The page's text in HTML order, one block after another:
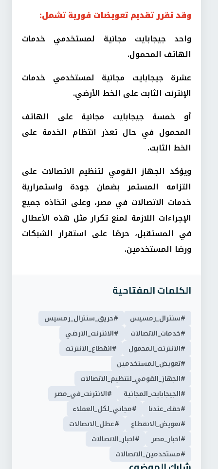
وقد تقرر تقديم تعويضات فورية تشمل:
واحد جيجابايت مجانية لمستخدمي خدمات
الهاتف المحمول.
عشرة جيجابايت مجانية لمستخدمي خدمات
الإنترنت الثابت على الخط الأرضي.
أو خمسة جيجابايت مجانية على الهاتف
المحمول في حال تعذر انتظام الخدمة على
الخط الثابت.
ويؤكد الجهاز القومي لتنظيم الاتصالات على
التزامه المستمر بضمان جودة واستمرارية
خدمات الاتصالات في مصر، وعلى اتخاذه جميع
الإجراءات اللازمة لمنع تكرار مثل هذه الأعطال
في المستقبل، حرصًا على استقرار الشبكات
ورضا المستخدمين.
الكلمات المفتاحية
#سنترال_رمسيس
#حريق_سنترال_رمسيس
#خدمات_الاتصالات
#الانترنت_الارضي
#الانترنت_المحمول
#انقطاع_الانترنت
#تعويض_المستخدمين
#الجهاز_القومي_لتنظيم_الاتصالات
#الجيجابايت_المجانية
#الانترنت_في_مصر
#حقك_عندنا
#مجاني_لكل_العملاء
#تعويض_الانقطاع
#عطل_الاتصالات
#اخبار_مصر
#اخبار_الاتصالات
#مستخدمين_الاتصالات